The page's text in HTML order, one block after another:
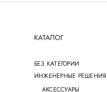
КАТАЛОГ
БЕЗ КАТЕГОРИИ
ИНЖЕНЕРНЫЕ РЕШЕНИЯ
АКСЕССУАРЫ